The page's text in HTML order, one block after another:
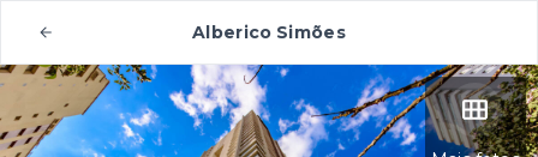
Alberico Simões